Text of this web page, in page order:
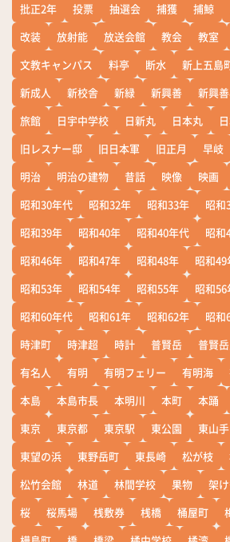
批正2年
投票 抽選会 捕獲 捕鯨
改装
放射能 放送会館 教会 教室
文教キャンパス
料亭 断水 新上五島
新成人
新校舎 新緑 新興善 新興
旅館
日宇中学校 日新丸 日本丸
旧レスナー邸
旧日本軍 旧正月 早岐
明治
明治の建物 昔話 映像 映画
昭和30年代
昭和32年 昭和33年 昭和
昭和39年
昭和40年 昭和40年代 昭和
昭和46年
昭和47年 昭和48年 昭和49
昭和53年
昭和54年 昭和55年 昭和56
昭和60年代
昭和61年 昭和62年 昭和
時津町
時津超 時計 普賢岳 普賢
有名人
有明 有明フェリー 有明海
本島
本島市長 本明川 本町 本踊
東京
東京都 東京駅 東公園 東山
東望の浜
東野岳町 東長崎 松が枝
松竹会館
林道 林間学校 果物 架
桜
桜馬場 桟敷券 桟橋 桶屋町